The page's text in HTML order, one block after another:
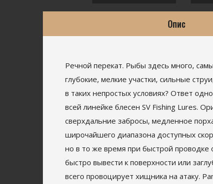
Опис
Речной перекат. Рыбы здесь много,
глубокие, мелкие участки, сильные
в таких непростых условиях? Ответ
всей линейке блесен SV Fishing Lures.
сверхдальние забросы, медленное
широчайшего диапазона доступных
но в то же время при быстрой
быстро вывести к поверхности или
всего провоцирует хищника на атаку.